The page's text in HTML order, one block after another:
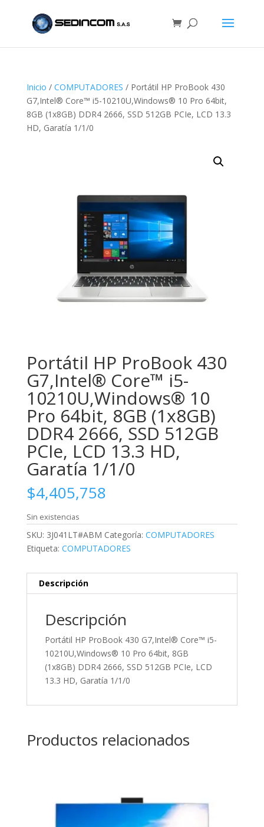
Inicio / COMPUTADORES / Portátil HP ProBook 430
G7,Intel® Core™ i5-10210U,Windows® 10 Pro 64bit,
8GB (1x8GB) DDR4 2666, SSD 512GB PCIe, LCD 13.3
HD, Garatía 1/1/0
Portátil HP ProBook 430
G7,Intel® Core™ i5-
10210U,Windows® 10
Pro 64bit, 8GB (1x8GB)
DDR4 2666, SSD 512GB
PCIe, LCD 13.3 HD,
Garatía 1/1/0
$4,405,758
Sin existencias
SKU: 3J041LT#ABM Categoría: COMPUTADORES
Etiqueta: COMPUTADORES
Descripción
Descripción
Portátil HP ProBook 430 G7,Intel® Core™ i5-
10210U,Windows® 10 Pro 64bit, 8GB
(1x8GB) DDR4 2666, SSD 512GB PCIe, LCD
13.3 HD, Garatía 1/1/0
Productos relacionados